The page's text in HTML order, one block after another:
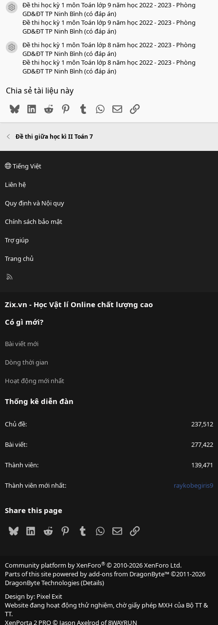
icon tài liệu
Đề thi học kỳ 1 môn Toán lớp 9 năm học 2022 - 2023 - Phòng
GD&ĐT TP Ninh Bình (có đáp án)
Đề thi học kỳ 1 môn Toán lớp 9 năm học 2022 - 2023 - Phòng
GD&ĐT TP Ninh Bình (có đáp án)
icon tài liệu
Đề thi học kỳ 1 môn Toán lớp 8 năm học 2022 - 2023 - Phòng
GD&ĐT TP Ninh Bình (có đáp án)
Đề thi học kỳ 1 môn Toán lớp 8 năm học 2022 - 2023 - Phòng
GD&ĐT TP Ninh Bình (có đáp án)
Chia sẻ tài liệu này
BlueskyLinkedIn
Reddit PinterestTumblr WhatsApp
EmailLink
Đề thi giữa học kì II Toán 7
Tiếng Việt
Liên hệ
Quy định và Nội quy
Chính sách bảo mật
Trợ giúp
Trang chủ
R
Zix.vn - Học Vật lí Online chất lượng cao
Có gì mới?
Bài viết mới
Dòng thời gian
Hoạt động mới nhất
Thống kê diễn đàn
Chủ đề 237,512
Bài viết 277,422
Thành viên 139,471
Thành viên mới nhất raykobegiris9
Share this page
BlueskyLinkedIn
Reddit PinterestTumblrWhatsApp
EmailLink
Community platform by XenForo® © 2010-2026 XenForo Ltd.
Parts of this site powered byadd-ons from DragonByte™©2011-2026
DragonByte Technologies(Details)
Design by: Pixel Exit
Website đang hoạt động thử nghiệm, chờ giấy phép MXH của Bộ TT &
TT.
XenPorta 2 PRO© Jason Axelrod of8WAYRUN